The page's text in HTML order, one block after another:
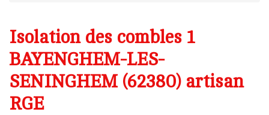
Isolation des combles 1
BAYENGHEM-LES-
SENINGHEM (62380) artisan
RGE